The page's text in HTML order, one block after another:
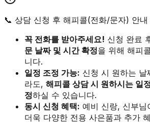
📞 상담 신청 후 해피콜(전화/문자) 안내
꼭 전화를 받아주세요! 신청 완료
문 날짜 및 시간 확정을 위해 해피
니다.
일정 조정 가능: 신청 시 원하는 날
라도, 해피콜 상담 시 원하시는 일
정하실 수 있습니다.
동시 신청 혜택: 예비 신랑, 신부님
더욱 다양한 전용 사은품과 추가